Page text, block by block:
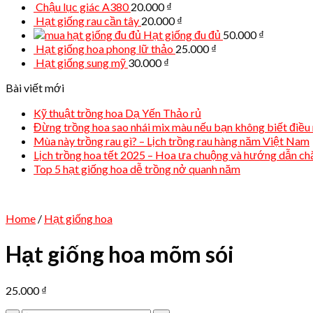
Chậu lục giác A380 20.000₫
Hạt giống rau cần tây 20.000₫
Hạt giống đu đủ 50.000₫
Hạt giống hoa phong lữ thảo 25.000₫
Hạt giống sung mỹ 30.000₫
Bài viết mới
Kỹ thuật trồng hoa Dạ Yến Thảo rủ
Đừng trồng hoa sao nhái mix màu nếu bạn không biết điều
Mùa này trồng rau gì? – Lịch trồng rau hàng năm Việt Nam
Lịch trồng hoa tết 2025 – Hoa ưa chuộng và hướng dẫn
Top 5 hạt giống hoa dễ trồng nở quanh năm
Home / Hạt giống hoa
Hạt giống hoa mõm sói
25.000₫